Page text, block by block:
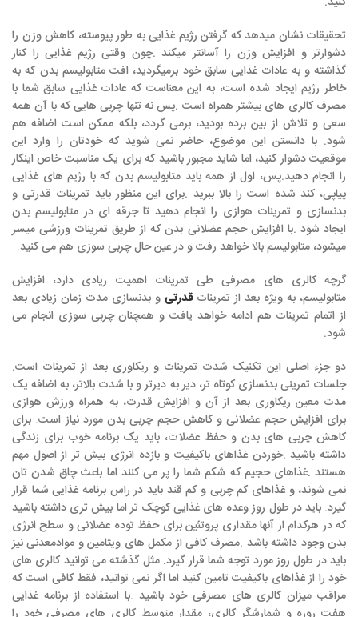
تحقیقات نشان میدهد که گرفتن رژیم غذایی به طور پیوسته، کاهش وزن را
دشوارتر و افزایش وزن را آسانتر میکند .چون وقتی رژیم غذایی را کنار
گذاشته و به عادات غذایی سابق خود برمیگردید، افت متابولیسم بدن که به
خاطر رژیم ایجاد شده است، به این معناست که عادات غذایی سابق شما با
مصرف کالری های بیشتر همراه است .پس نه تنها چربی هایی که با آن همه
سعی و تلاش از بین برده بودید، برمی گردد، بلکه ممکن است اضافه هم
شود. با دانستن این موضوع، حاضر نمی شوید که خودتان را وارد این
موقعیت دشوار کنید، اما شاید مجبور باشید که برای یک مناسبت خاص اینکار
را انجام دهید.پس، اول از همه باید متابولیسم بدن که با رژیم های غذایی
پیاپی، کند شده است را بالا ببرید .برای این منظور باید تمرینات قدرتی و
بدنسازی و تمرینات هوازی را انجام دهید تا جرقه ای در متابولیسم بدن
ایجاد شود .با افزایش حجم عضلانی بدن که از طریق تمرینات ورزشی میسر
میشود، متابولیسم بالا خواهد رفت و در عین حال چربی سوزی هم می کنید.
گرچه کالری های مصرفی طی تمرینات اهمیت زیادی دارد، افزایش
متابولیسم، به ویژه بعد از تمریناتقدرتی و بدنسازی مدت زمان زیادی بعد
از اتمام تمرینات هم ادامه خواهد یافت و همچنان چربی سوزی انجام می
شود.
دو جزء اصلی این تکنیک شدت تمرینات و ریکاوری بعد از تمرینات است.
جلسات تمرینی بدنسازی کوتاه تر، دیر به دیرتر و با شدت بالاتر، به اضافه یک
مدت معین ریکاوری بعد از آن و افزایش قدرت، به همراه ورزش هوازی
برای افزایش حجم عضلانی و کاهش حجم چربی بدن مورد نیاز است. برای
کاهش چربی های بدن و حفظ عضلات، باید یک برنامه خوب برای زندگی
داشته باشید.خوردن غذاهای باکیفیت و بازده انرژی بیش تر از اصول مهم
هستند.غذاهای حجیم که شکم شما را پر می کنند اما باعث چاق شدن تان
نمی شوند، و غذاهای کم چربی و کم قند باید در راس برنامه غذایی شما قرار
گیرد. باید در طول روز وعده های غذایی کوچک تر اما بیش تری داشته باشید
که در هرکدام از آنها مقداری پروتئین برای حفظ توده عضلانی و سطح انرژی
بدن وجود داشته باشد .مصرف کافی از مکمل های ویتامین و موادمعدنی نیز
باید در طول روز مورد توجه شما قرار گیرد. مثل گذشته می توانید کالری های
خود را از غذاهای باکیفیت تامین کنید اما اگر نمی توانید، فقط کافی است که
مراقب میزان کالری های مصرفی خود باشید.با استفاده از برنامه غذایی